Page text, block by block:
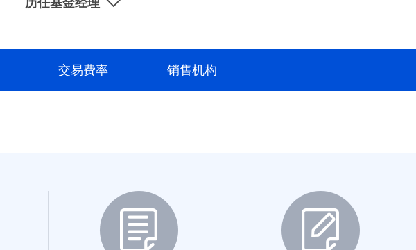
历任基金经理
交易费率 销售机构